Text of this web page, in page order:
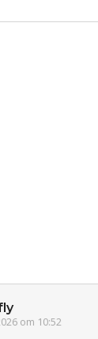
om 10:52